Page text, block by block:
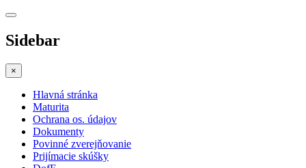
Sidebar
×
Hlavná stránka
Maturita
Ochrana os. údajov
Dokumenty
Povinné zverejňovanie
Prijímacie skúšky